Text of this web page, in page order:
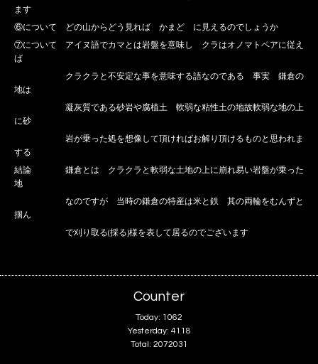
ます
⑥について どの山からどう見れば かまど に見えるのでしょうか
⑦について アイヌ語でカマとは岩盤を意味し クラはオノマトペアに従え
ば
クラクラと不安定な事を意味する語なのである 事実 鎌倉の
地は
凝灰質である砂岩や腐植土 軟弱な粘性土の地故軟弱な地の上
に砂
岩が乗った処を想像して頂ければお解り頂けるものと思われま
する
結論 鎌倉とは クラクラと軟弱な土地の上に崩れ易い岩盤が乗った
地
なのですが 当時の鎌倉の特産は米と鉄 其の両輪をむんずと
掴ん
で刈り取る(採る)様を表して居るのでございます
Counter
Today: 1062
Yesterday: 4118
Total: 2072031